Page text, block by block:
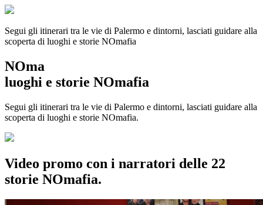
Segui gli itinerari tra le vie di Palermo e dintorni, lasciati guidare alla
scoperta di luoghi e storie NOmafia
NOma
luoghi e storie NOmafia
Segui gli itinerari tra le vie di Palermo e dintorni, lasciati guidare alla
scoperta di luoghi e storie NOmafia.
Video promo con i narratori delle 22
storie NOmafia.